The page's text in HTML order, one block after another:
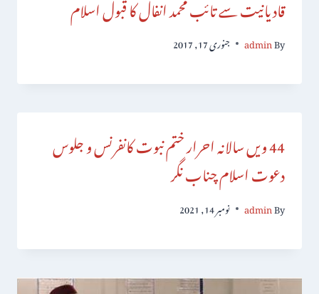
قادیانیت سے تائب محمد انفال کا قبول اسلام
By
admin جنوری 17, 2017
44 ویں سالانہ احرار ختم نبوت کانفرنس و جلوس
دعوت اسلام چناب نگر
By
admin نومبر 14, 2021